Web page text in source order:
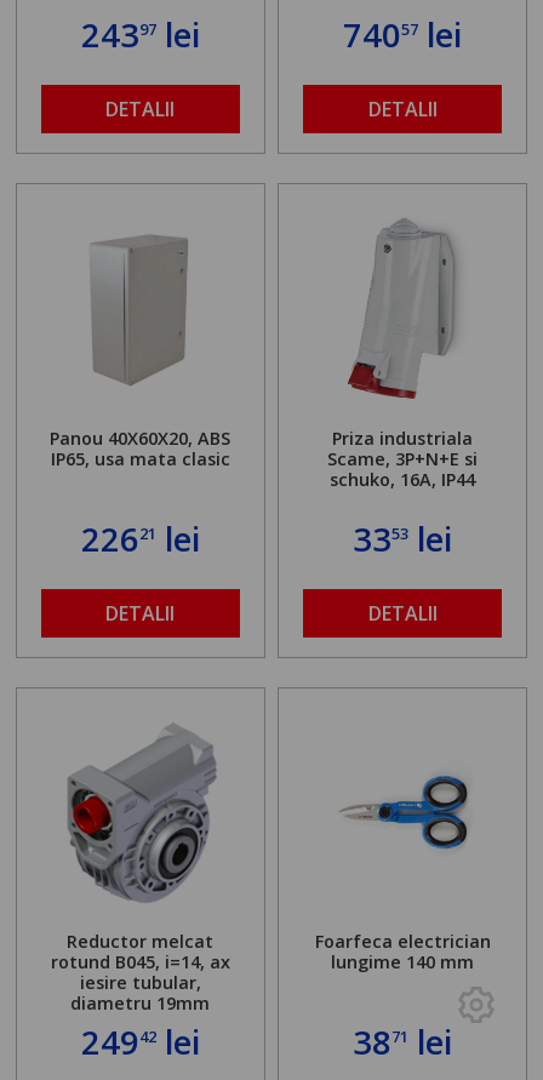
24397lei
DETALII
74057 lei
DETALII
Panou 40X60X20, ABS
IP65, usa mata clasic
22621 lei
DETALII
Priza industriala
Scame, 3P+N+E si
schuko, 16A, IP44
3353 lei
DETALII
Reductor melcat
rotund B045, i=14, ax
iesire tubular,
diametru 19mm
24942lei
Foarfeca electrician
lungime 140 mm
3871 lei